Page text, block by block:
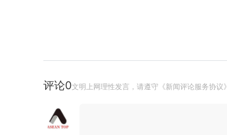
评论0文明上网理性发言，请遵守《新闻评论服务协议》